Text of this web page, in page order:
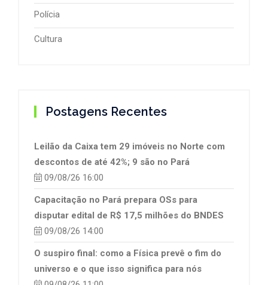
Polícia
Cultura
Postagens Recentes
Leilão da Caixa tem 29 imóveis no Norte com
descontos de até 42%; 9 são no Pará
09/08/26 16:00
Capacitação no Pará prepara OSs para
disputar edital de R$ 17,5 milhões do BNDES
09/08/26 14:00
O suspiro final: como a Física prevê o fim do
universo e o que isso significa para nós